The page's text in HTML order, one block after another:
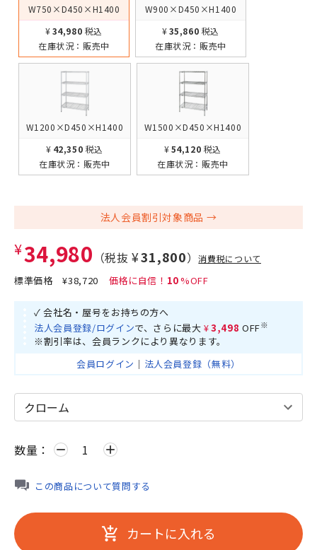
W750×D450×H1400
¥34,980 税込
在庫状況： 販売中
W900×D450×H1400
¥35,860 税込
在庫状況： 販売中
W1200×D450×H1400
¥42,350 税込
在庫状況： 販売中
W1500×D450×H1400
¥54,120 税込
在庫状況： 販売中
法人会員割引対象商品
¥34,980 （税抜 ¥31,800）消費税について
標準価格¥38,720 10
✓ 会社名・屋号をお持ちの方へ
法人会員登録/ログインで、さらに最大 ¥3,498 OFF※
※割引率は、会員ランクにより異なります。
会員ログイン ｜ 法人会員登録（無料）
数量： remove add
この商品について質問する
add_shopping_cart カートに入れる